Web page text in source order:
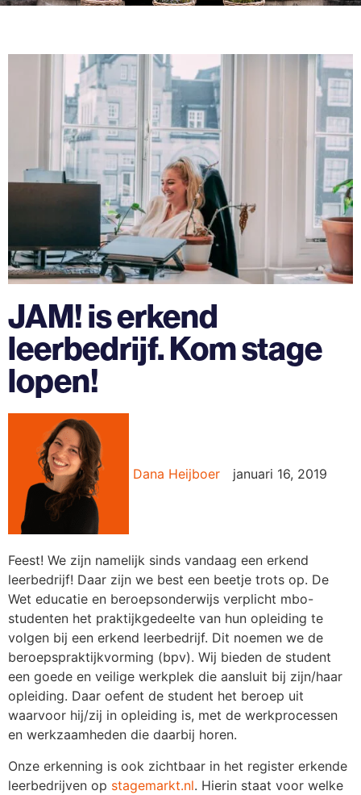
JAM! is erkend
leerbedrijf. Kom stage
lopen!
Dana Heijboer januari 16, 2019
Feest! We zijn namelijk sinds vandaag een erkend
leerbedrijf! Daar zijn we best een beetje trots op. De
Wet educatie en beroepsonderwijs verplicht mbo-
studenten het praktijkgedeelte van hun opleiding te
volgen bij een erkend leerbedrijf. Dit noemen we de
beroepspraktijkvorming (bpv). Wij bieden de student
een goede en veilige werkplek die aansluit bij zijn/haar
opleiding. Daar oefent de student het beroep uit
waarvoor hij/zij in opleiding is, met de werkprocessen
en werkzaamheden die daarbij horen.
Onze erkenning is ook zichtbaar in het register erkende
leerbedrijven op stagemarkt.nl. Hierin staat voor welke